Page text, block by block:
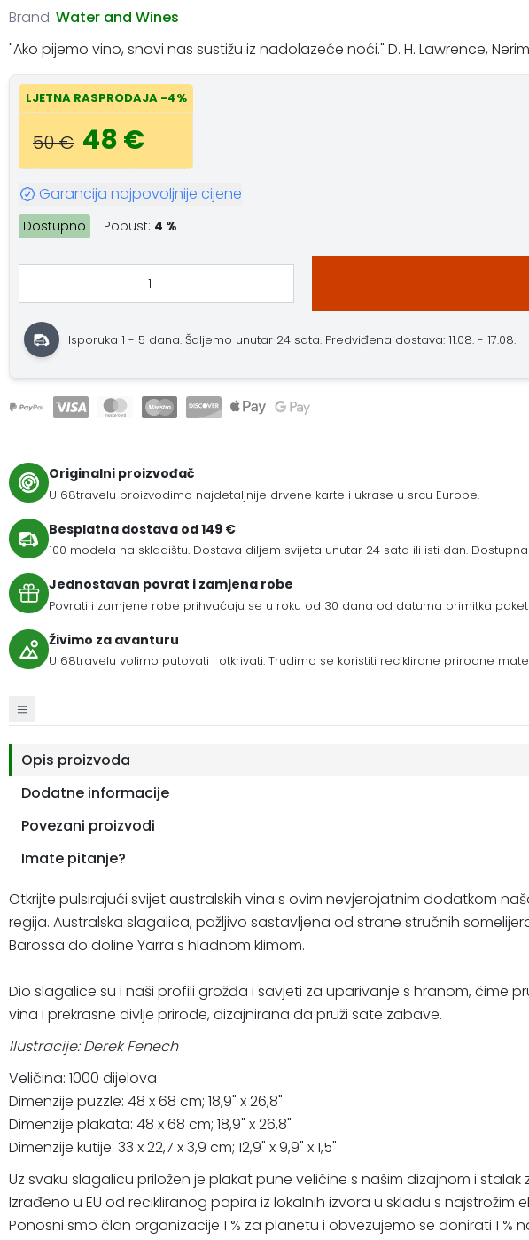
Brand: Water and Wines
"Ako pijemo vino, snovi nas sustižu iz nadolazeće noći." D. H. Lawrence,
LJETNA RASPRODAJA -4%
50 € 48 €
Garancija najpovoljnije cijene
Dostupno Popust: 4 %
Isporuka 1 - 5 dana. Šaljemo unutar 24 sata. Predviđena dostava: 11.08. - 17.08.
Originalni proizvođač
U 68travelu proizvodimo najdetaljnije drvene karte i ukrase u srcu Europe.
Besplatna dostava od 149 €
100 modela na skladištu. Dostava diljem svijeta unutar 24 sata ili isti dan.
Jednostavan povrat i zamjena robe
Povrati i zamjene robe prihvaćaju se u roku od 30 dana od datuma primitka
Živimo za avanturu
U 68travelu volimo putovati i otkrivati. Trudimo se koristiti reciklirane prirodne
Opis proizvoda
Dodatne informacije
Povezani proizvodi
Imate pitanje?
Otkrijte pulsirajući svijet australskih vina s ovim nevjerojatnim dodatkom
regija. Australska slagalica, pažljivo sastavljena od strane stručnih
Barossa do doline Yarra s hladnom klimom.
Dio slagalice su i naši profili grožđa i savjeti za uparivanje s hranom, čime
vina i prekrasne divlje prirode, dizajnirana da pruži sate zabave.
Ilustracije: Derek Fenech
Veličina: 1000 dijelova
Dimenzije puzzle: 48 x 68 cm; 18,9" x 26,8"
Dimenzije plakata: 48 x 68 cm; 18,9" x 26,8"
Dimenzije kutije: 33 x 22,7 x 3,9 cm; 12,9" x 9,9" x 1,5"
Uz svaku slagalicu priložen je plakat pune veličine s našim dizajnom i stalak
Izrađeno u EU od recikliranog papira iz lokalnih izvora u skladu s najstrožim
Ponosni smo član organizacije 1 % za planetu i obvezujemo se donirati 1